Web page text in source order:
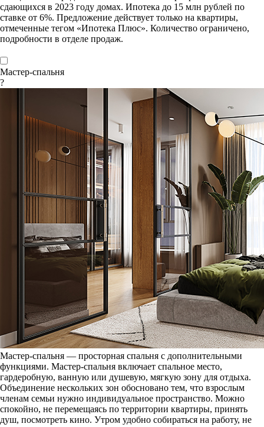
сдающихся в 2023 году домах. Ипотека до 15 млн рублей по
ставке от 6%. Предложение действует только на квартиры,
отмеченные тегом «Ипотека Плюс». Количество ограничено,
подробности в отделе продаж.
Мастер-спальня
?
Мастер-спальня — просторная спальня с дополнительными
функциями. Мастер-спальня включает спальное место,
гардеробную, ванную или душевую, мягкую зону для отдыха.
Объединение нескольких зон обосновано тем, что взрослым
членам семьи нужно индивидуальное пространство. Можно
спокойно, не перемещаясь по территории квартиры, принять
душ, посмотреть кино. Утром удобно собираться на работу, не